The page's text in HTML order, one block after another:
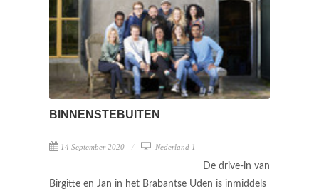
BINNENSTEBUITEN
14 September 2020 Nederland 1
De drive-in van
Birgitte en Jan in het Brabantse Uden is inmiddels